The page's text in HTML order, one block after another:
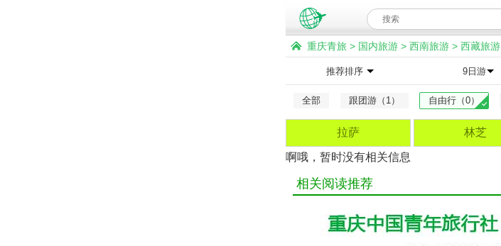
重庆青旅 > 国内旅游 > 西南旅游 > 西藏旅游
推荐排序 9日游
全部 跟团游（1） 自由行（0）
拉萨 林芝
啊哦，暂时没有相关信息
相关阅读推荐